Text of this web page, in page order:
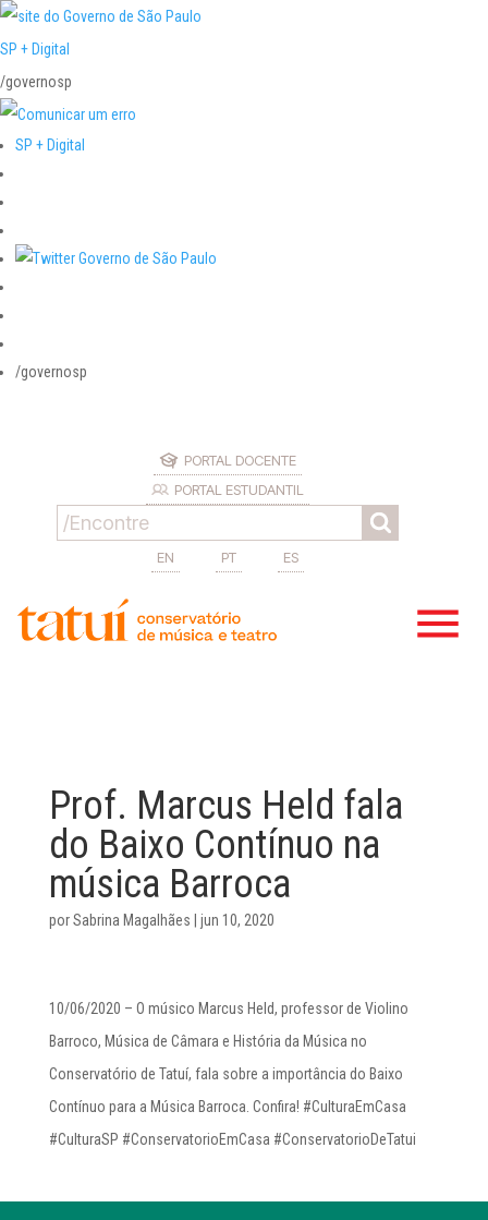
SP + Digital
/governosp
SP + Digital
/governosp
PORTAL DOCENTE
PORTAL ESTUDANTIL
EN PT ES
Prof. Marcus Held fala
do Baixo Contínuo na
música Barroca
porSabrina Magalhães jun 10, 2020
10/06/2020 – O músico Marcus Held, professor de Violino
Barroco, Música de Câmara e História da Música no
Conservatório de Tatuí, fala sobre a importância do Baixo
Contínuo para a Música Barroca. Confira! #CulturaEmCasa
#CulturaSP #ConservatorioEmCasa #ConservatorioDeTatui